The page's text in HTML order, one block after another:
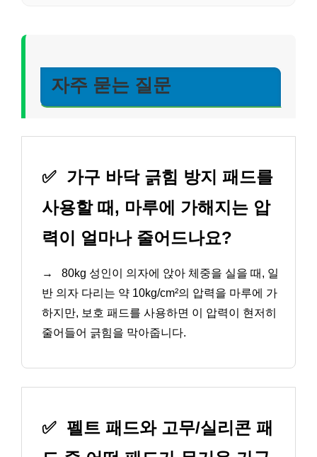
자주 묻는 질문
✅ 가구 바닥 긁힘 방지 패드를
사용할 때, 마루에 가해지는 압
력이 얼마나 줄어드나요?
→
80kg 성인이 의자에 앉아 체중을 실을 때, 일
반 의자 다리는 약 10kg/cm²의 압력을 마루에 가
하지만, 보호 패드를 사용하면 이 압력이 현저히
줄어들어 긁힘을 막아줍니다.
✅ 펠트 패드와 고무/실리콘 패